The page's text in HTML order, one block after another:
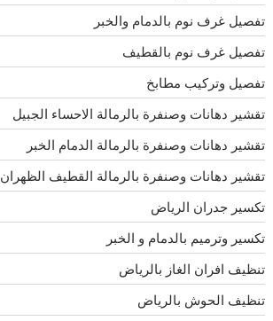
تفصيل غرف نوم بالدمام والخبر
تفصيل غرف نوم بالقطيف
تفصيل وتركيب مطابخ
تقشير دهانات وصنفرة بالرمالة الاحساء الجبيل
تقشير دهانات وصنفرة بالرمالة الدمام الخبر
تقشير دهانات وصنفرة بالرمالة القطيف الظهران
تكسير جدران الرياض
تكسير وترميم بالدمام و الخبر
تنظيف افران الغاز بالرياض
تنظيف الحوش بالرياض